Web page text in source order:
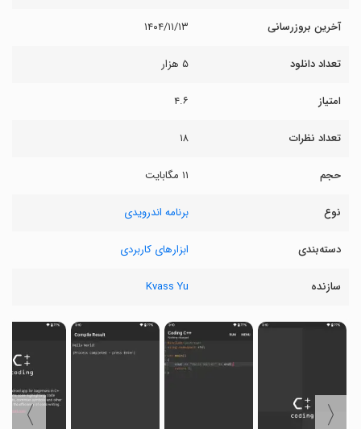
آخرین بروزرسانی ۱۴۰۴/۱۱/۱۳
تعداد دانلود ۵ هزار
امتیاز ۴.۶
تعداد نظرات ۱۸
حجم ۱۱ مگابایت
نوع برنامه اندرویدی
دسته‌بندی ابزارهای کاربردی
سازنده Kvass Yu
〈
〉